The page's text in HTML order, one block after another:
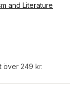
and Literature
över 249 kr.